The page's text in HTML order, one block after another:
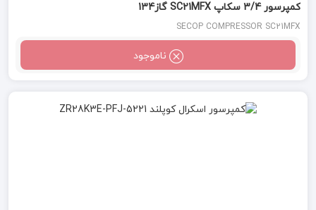
کمپرسور 3/4 سکاپ SC21MFX گاز134
SECOP COMPRESSOR SC21MFX
ناموجود